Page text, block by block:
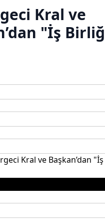
Kral ve
"İş
Kral ve Başkan’dan